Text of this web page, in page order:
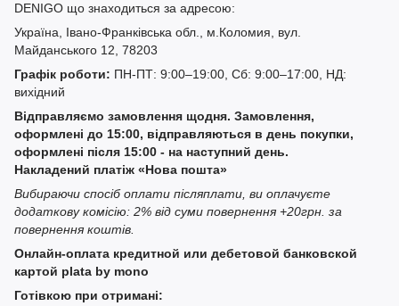
DENIGO що знаходиться за адресою:
Україна, Івано-Франківська обл., м.Коломия, вул.
Майданського 12, 78203
Графік роботи: ПН-ПТ: 9:00–19:00, Сб: 9:00–17:00, НД:
вихідний
Відправляємо замовлення щодня. Замовлення,
оформлені до 15:00, відправляються в день покупки,
оформлені після 15:00 - на наступний день.
Накладений платіж «Нова пошта»
Вибираючи спосіб оплати післяплати, ви оплачуєте
додаткову комісію: 2% від суми повернення +20грн. за
повернення коштів.
Онлайн-оплата кредитной или дебетовой банковской
картой plata by mono
Готівкою при отримані: